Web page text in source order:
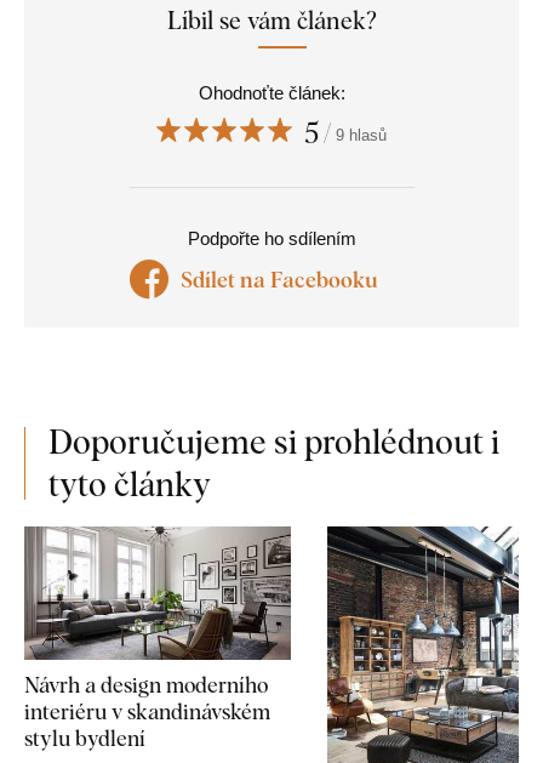
Líbil se vám článek?
Ohodnoťte článek:
5 9 hlasů
Podpořte ho sdílením
Sdílet na Facebooku
Doporučujeme si prohlédnout i
tyto články
Návrh a design moderního
interiéru v skandinávském
stylu bydlení